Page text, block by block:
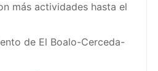
más actividades hasta el
de El Boalo-Cerceda-